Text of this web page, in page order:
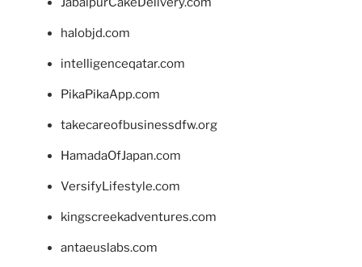
halobjd.com
intelligenceqatar.com
PikaPikaApp.com
takecareofbusinessdfw.org
HamadaOfJapan.com
VersifyLifestyle.com
kingscreekadventures.com
antaeuslabs.com